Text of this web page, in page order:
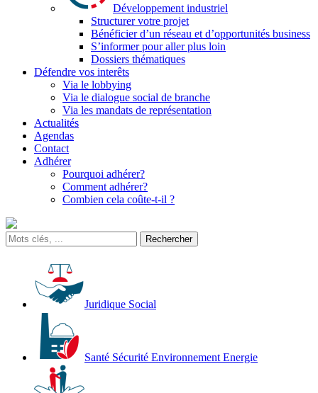
Développement industriel
Structurer votre projet
Bénéficier d’un réseau et d’opportunités business
S’informer pour aller plus loin
Dossiers thématiques
Défendre vos interêts
Via le lobbying
Via le dialogue social de branche
Via les mandats de représentation
Actualités
Agendas
Contact
Adhérer
Pourquoi adhérer?
Comment adhérer?
Combien cela coûte-t-il ?
Juridique Social
Santé Sécurité Environnement Energie